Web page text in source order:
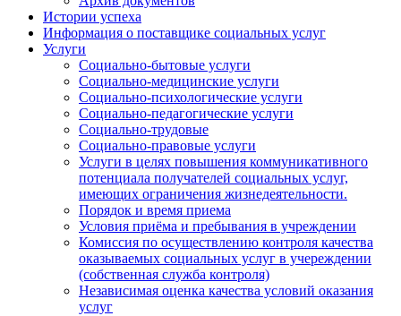
Истории успеха
Информация о поставщике социальных услуг
Услуги
Социально-бытовые услуги
Социально-медицинские услуги
Социально-психологические услуги
Социально-педагогические услуги
Социально-трудовые
Социально-правовые услуги
Услуги в целях повышения коммуникативного
потенциала получателей социальных услуг,
имеющих ограничения жизнедеятельности.
Порядок и время приема
Условия приёма и пребывания в учреждении
Комиссия по осуществлению контроля качества
оказываемых социальных услуг в учереждении
(собственная служба контроля)
Независимая оценка качества условий оказания
услуг